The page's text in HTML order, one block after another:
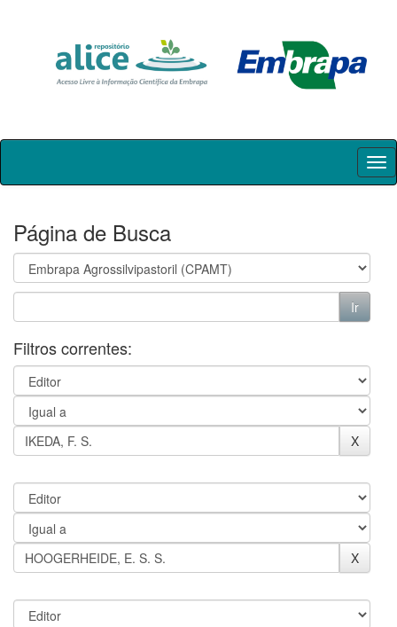
Skip
Página de Busca
Filtros correntes: